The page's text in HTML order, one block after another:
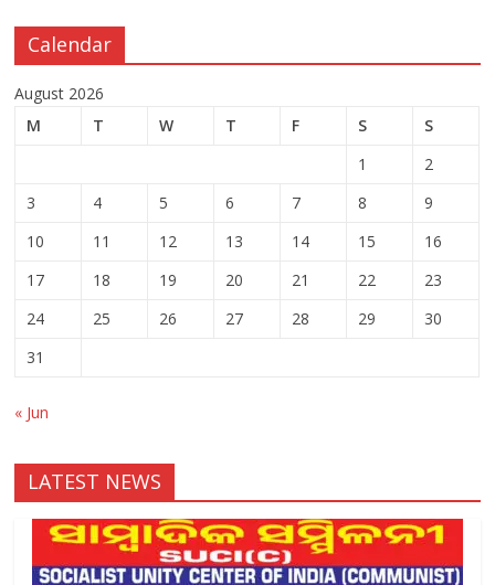
Calendar
August 2026
M
T W T F S
S
1
2
3
4 5 6 7 8
9
10
11 12 13 14 15
16
17
18 19 20 21 22
23
24
25 26 27 28 29
30
31
« Jun
LATEST NEWS